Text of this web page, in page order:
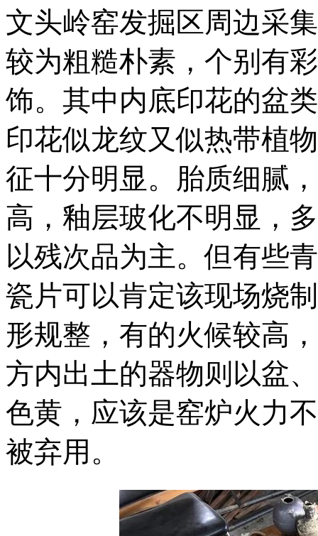
文头岭窑发掘区周边采
较为粗糙朴素，个别有
饰。其中内底印花的盆
印花似龙纹又似热带植
征十分明显。胎质细腻
高，釉层玻化不明显，
以残次品为主。但有些
瓷片可以肯定该现场烧
形规整，有的火候较高
方内出土的器物则以盆
色黄，应该是窑炉火力
被弃用。